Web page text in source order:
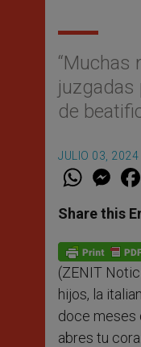
“Muchas
juzgadas
de
JULIO 03,
W
t
s
p
p
M
e
s
e
g
e
r
Share this
(ZENIT
hijos, la
doce meses
abres tu